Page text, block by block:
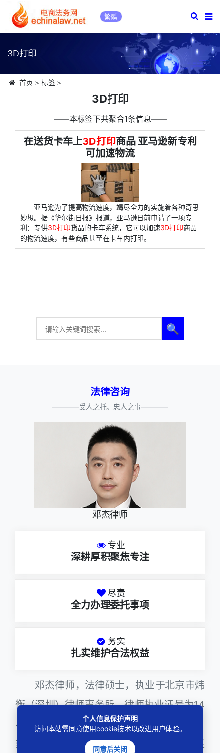
繁體
3D打印
首页 > 标签>
3D打印
――本标签下共聚合1条信息――
在送货卡车上3D打印商品 亚马逊新专利
可加速物流
亚马逊为了提高物流速度，竭尽全力的实施着各种奇思
妙想。据《华尔街日报》报道，亚马逊日前申请了一项专
利：专供3D打印货品的卡车系统，它可以加速3D打印商品
的物流速度，有些商品甚至在卡车内打印。
🔍
法律咨询
————受人之托、忠人之事————
邓杰律师
专业
深耕厚积聚焦专注
尽责
全力办理委托事项
务实
扎实维护合法权益
邓杰律师，法律硕士，执业于北京市炜
衡（深圳）律师事务所，律师执业证号为14
403201810022100。邓杰律师现（或曾）
兼任深圳市人民政府听证员、深圳市政府采
个人信息保护声明
访问本站需同意使用cookie技术以改进用户体验。
同意后关闭